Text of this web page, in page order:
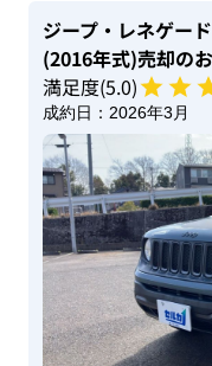
ジープ・レネゲード
(2016年式)売却の
満足度(5.0)
成約日： 2026年3月